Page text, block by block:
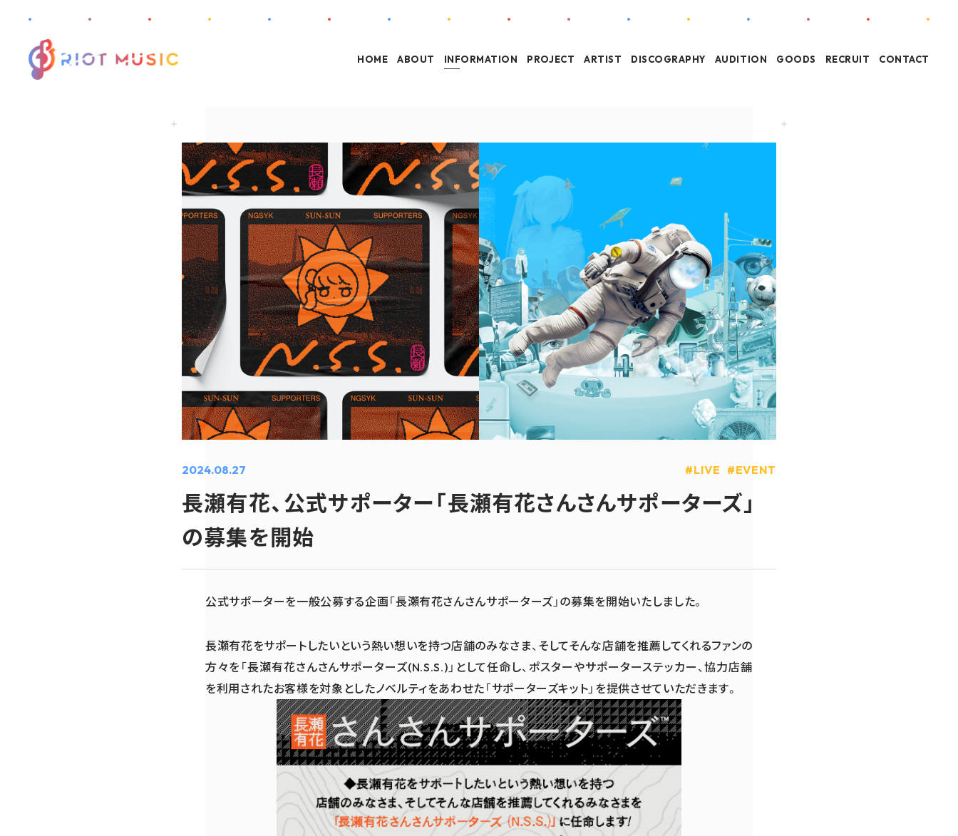
HOME ABOUT INFORMATION PROJECT ARTIST DISCOGRAPHY AUDITION GOODS RECRUIT CONTACT
2024.08.27 LIVE EVENT
長瀬有花、公式サポーター「長瀬有花さんさんサポーターズ」
の募集を開始
公式サポーターを一般公募する企画「長瀬有花さんさんサポーターズ」の募集を開始いたしました。
長瀬有花をサポートしたいという熱い想いを持つ店舗のみなさま、そしてそんな店舗を推薦してくれるファンの
方々を「長瀬有花さんさんサポーターズ(N.S.S.)」として任命し、ポスターやサポーターステッカー、協力店舗
を利用されたお客様を対象としたノベルティをあわせた「サポーターズキット」を提供させていただきます。